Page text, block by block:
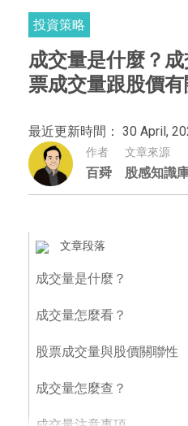
投資策略
成交量是什麼？
票成交量跟股價有
最近更新時間： 30 April,
作者
百舜
文章來源
股感知識
文章段落
成交量是什麼？
成交量怎麼看？
股票成交量與股價關聯性
成交量怎麼查？